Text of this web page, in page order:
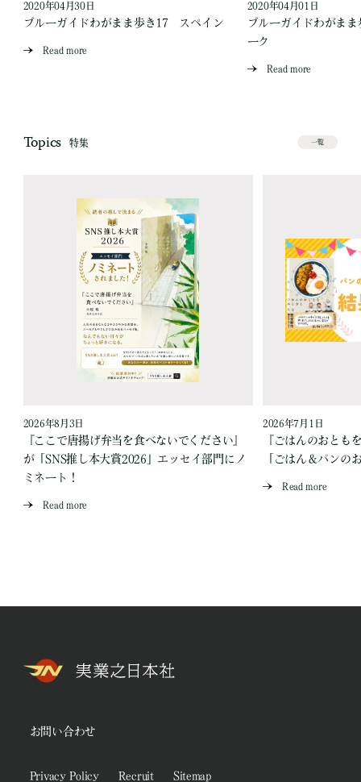
2020年04月30日
ブルーガイドわがまま歩き17 スペイン
Read more
2020年04月01日
ブルーガイドわがま
ーク
Read more
Topics 特集 一覧
2026年8月3日
『ここで唐揚げ弁当を食べないでください』
が「SNS推し本大賞2026」エッセイ部門にノ
ミネート！
Read more
2026年7月1日
『ごはんのおとも
「ごはん＆パンの
Read more
お問い合わせ
Privacy Policy Recruit Sitemap